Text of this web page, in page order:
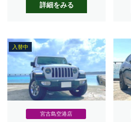
詳細をみる
入替中
宮古島空港店